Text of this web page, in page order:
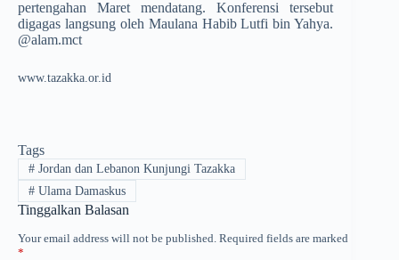
pertengahan Maret mendatang. Konferensi tersebut
digagas langsung oleh Maulana Habib Lutfi bin Yahya.
@alam.mct
www.tazakka.or.id
Tags
#Jordan dan Lebanon Kunjungi Tazakka
#Ulama Damaskus
Tinggalkan Balasan
Your email address will not be published. Required fields are marked
*